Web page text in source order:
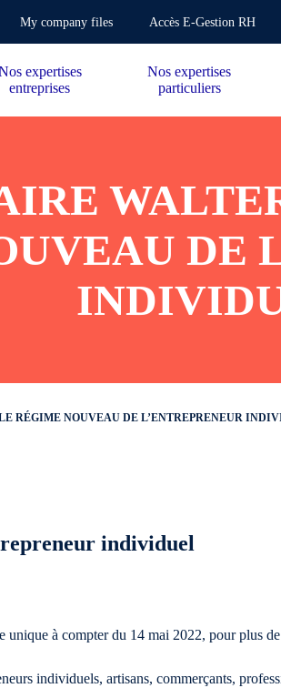
My company files Accès E-Gestion RH
expertises
entreprises
Nos expertises
particuliers
DE
RÉGIME NOUVEAU DE L’ENTREPRENEUR
individuel
unique à compter du 14 mai 2022, pour plus de
individuels, artisans, commerçants,